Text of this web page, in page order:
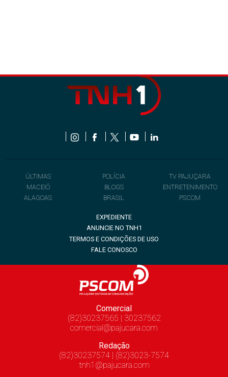
ÚLTIMAS
MACEIÓ
ALAGOAS
POLÍCIA
BLOGS
BRASIL
TV PAJUÇARA
ENTRETENIMENTO
PSCOM
EXPEDIENTE
ANUNCIE NO TNH1
TERMOS E CONDIÇÕES DE USO
FALE CONOSCO
Comercial
(82)30237565 | 30237562
comercial@pajucara.com
Redação
(82)30237574 | (82)3023-7574
tnh1@pajucara.com